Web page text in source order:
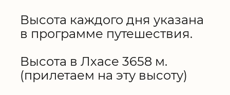
Высота каждого дня указана
в программе путешествия.
Высота в Лхасе 3658 м.
(прилетаем на эту высоту)